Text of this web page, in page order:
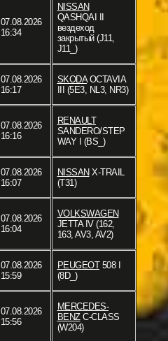
07.08.2026
16:34
NISSAN
QASHQAI II
вездеход
закрытый (J11,
J11_)
07.08.2026
16:17
SKODAOCTAVIA
III (5E3, NL3, NR3)
07.08.2026
16:16
RENAULT
SANDERO/STEP
WAY I (BS_)
07.08.2026
16:07
NISSANX-TRAIL
(T31)
07.08.2026
16:04
VOLKSWAGEN
JETTA IV (162,
163, AV3, AV2)
07.08.2026
15:59
PEUGEOT508 I
(8D_)
07.08.2026
15:56
MERCEDES-
BENZC-CLASS
(W204)